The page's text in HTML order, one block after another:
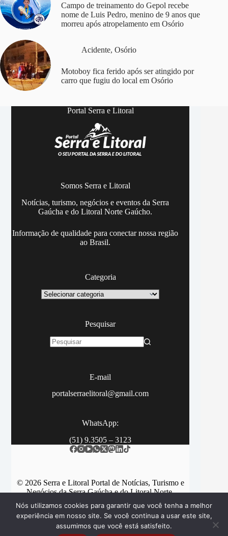
Campo de treinamento do Gepol recebe
nome de Luis Pedro, menino de 9 anos que
morreu após atropelamento em Osório
Acidente, Osório
Motoboy fica ferido após ser atingido por
carro que fugiu do local em Osório
Portal Serra e Litoral
Somos Serra e Litoral
Notícias, turismo, negócios e eventos da Serra
Gaúcha e do Litoral Norte Gaúcho.
Informação de qualidade para conectar nossa região
ao Brasil.
Categoria
Categoria
Pesquisar
E-mail
portalserraelitoral@gmail.com
WhatsApp:
(51) 9.3505 – 3123
© 2026 Serra e Litoral Portal de Notícias, Turismo e
Negócios da Serra Gaúcha e do Litoral Norte.
Categorias Contato
Nós utilizamos cookies para garantir que você tenha a melhor
experiência em nosso site. Se você continua a usar este site,
assumimos que você está satisfeito.